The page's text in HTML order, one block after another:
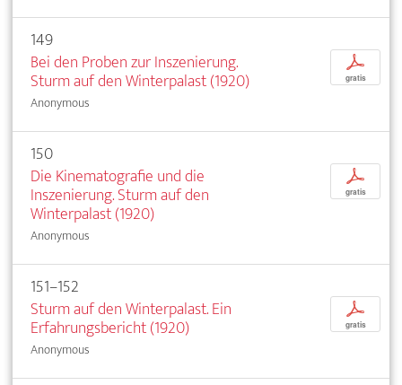
149
Bei den Proben zur Inszenierung.
Sturm auf den Winterpalast (1920)
Anonymous
p
gratis
150
Die Kinematografie und die
Inszenierung. Sturm auf den
Winterpalast (1920)
Anonymous
p
gratis
151–152
Sturm auf den Winterpalast. Ein
Erfahrungsbericht (1920)
Anonymous
p
gratis